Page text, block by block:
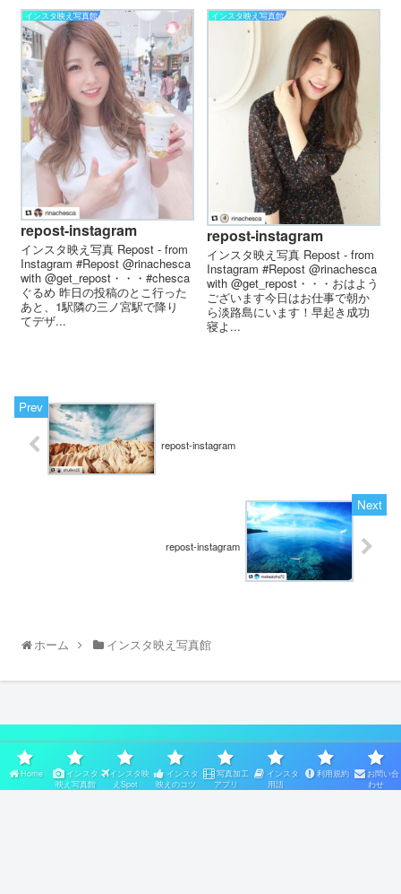
インスタ映え写真館
repost-instagram
インスタ映え写真 Repost - from
Instagram #Repost @rinachesca
with @get_repost・・・#chesca
ぐるめ 昨日の投稿のとこ行った
あと、 1駅隣の三ノ宮駅で降り
て デザ...
インスタ映え写真館
repost-instagram
インスタ映え写真 Repost - from
Instagram #Repost @rinachesca
with @get_repost・・・おはよう
ございます️今日はお仕事で朝か
ら淡路島にいます！早起き成功
寝よ...
repost-instagram
repost-instagram
ホーム インスタ映え写真館
スポンサーリンク
Home
インスタ
映え写真館
インスタ映
えSpot
インスタ
映えのコツ
写真加工
アプリ
インスタ
用語
利用規約
お問い合
わせ